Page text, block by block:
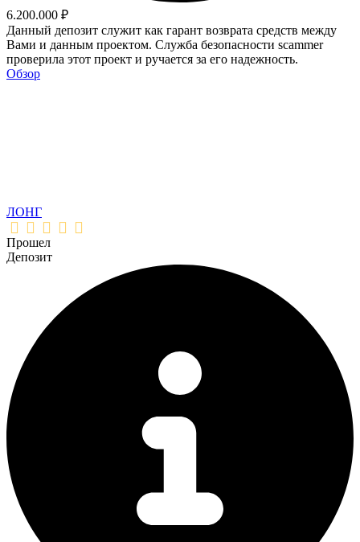
6.200.000 ₽
Данный депозит служит как гарант возврата средств между
Вами и данным проектом. Служба безопасности scammer
проверила этот проект и ручается за его надежность.
Обзор
ЛОНГ
Прошел
Депозит